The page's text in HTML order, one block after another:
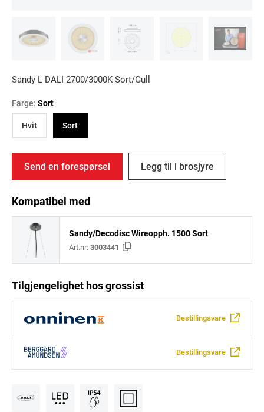
Sandy L DALI 2700/3000K Sort/Gull
Farge: Sort
Hvit
Sort
Send en forespørsel Legg til i brosjyre
Kompatibel med
Sandy/Decodisc Wireopph. 1500 Sort
Art.nr:3003441
Tilgjengelighet hos grossist
Bestillingsvare
Bestillingsvare